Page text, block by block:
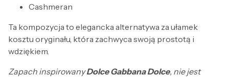
Cashmeran
Ta kompozycja to elegancka alternatywa za ułamek
kosztu oryginału, która zachwyca swoją prostotą i
wdziękiem.
Zapach inspirowanyDolce Gabbana Dolce, nie jest